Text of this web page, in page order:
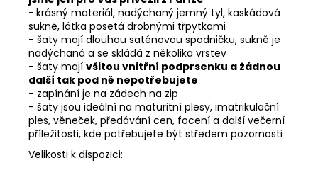
- krásný materiál, nadýchaný jemný tyl, kaskádová
sukně, látka posetá drobnými třpytkami
- šaty mají dlouhou saténovou spodničku, sukně je
nadýchaná a se skládá z několika vrstev
- šaty mají všitou vnitřní podprsenku a žádnou
další tak pod ně nepotřebujete
- zapínání je na zádech na zip
- šaty jsou ideální na maturitní plesy, imatrikulační
ples, věneček, předávání cen, focení a další večerní
příležitosti, kde potřebujete být středem pozornosti
Velikosti k dispozici: